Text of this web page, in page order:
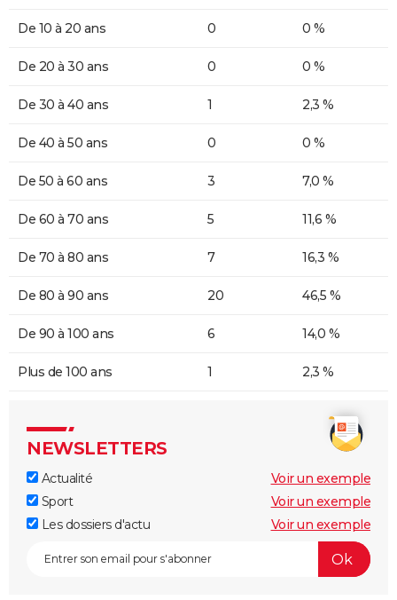
De 10 à 20 ans 0 0 %
De 20 à 30 ans 0 0 %
De 30 à 40 ans 1 2,3 %
De 40 à 50 ans 0 0 %
De 50 à 60 ans 3 7,0 %
De 60 à 70 ans 5 11,6 %
De 70 à 80 ans 7 16,3 %
De 80 à 90 ans 20 46,5 %
De 90 à 100 ans 6 14,0 %
Plus de 100 ans 1 2,3 %
NEWSLETTERS
Actualité
Voir un exemple
Sport
Voir un exemple
Les dossiers d'actu
Voir un exemple